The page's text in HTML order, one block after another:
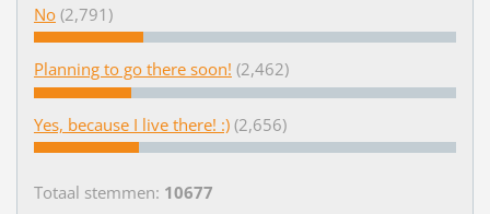
No (2,791)
Planning to go there soon! (2,462)
Yes, because I live there! :) (2,656)
Totaal stemmen: 10677